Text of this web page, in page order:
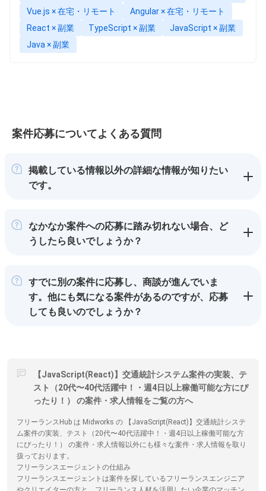
Vue.js × 在宅・リモート
Angular × 在宅・リモート
React × 副業
TypeScript × 副業
JavaScript × 副業
Java × 副業
案件応募についてよくある質問
掲載している情報以外の詳細な情報が知りたい
です。
なかなか案件への応募に踏み切れない場合、ど
うしたら良いでしょうか？
すでに別の案件に応募し、商談が進んでいま
す。他にも気になる案件があるのですが、応募
しても良いのでしょうか？
【JavaScript(React)】交通統計システム案件の実装、テ
スト（20代〜40代活躍中！・週4日以上稼働可能な方にぴ
ったり！） の案件・求人情報をご覧の方へ
フリーランスHub は Midworks の 【JavaScript(React)】交通統計システ
ム案件の実装、テスト（20代〜40代活躍中！・週4日以上稼働可能な方
にぴったり！） の案件・求人情報以外にも様々な案件・求人情報を取り
扱っております。
フリーランスエージェントの仕組み
フリーランスエージェントは案件を探しているフリーランスエンジニア